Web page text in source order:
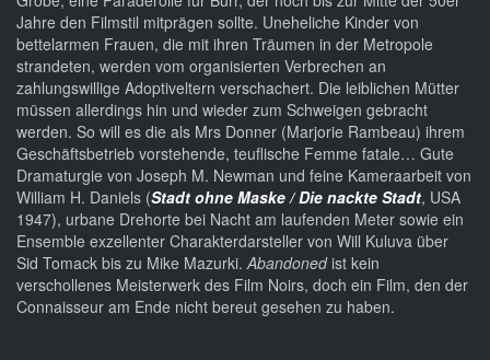
Jahre den Filmstil mitprägen sollte. Uneheliche Kinder von
bettelarmen Frauen, die mit ihren Träumen in der Metropole
strandeten, werden vom organisierten Verbrechen an
zahlungswillige Adoptiveltern verschachert. Die leiblichen Mütter
müssen allerdings hin und wieder zum Schweigen gebracht
werden. So will es die als Mrs Donner (Marjorie Rambeau) ihrem
Geschäftsbetrieb vorstehende, teuflische Femme fatale… Gute
Dramaturgie von Joseph M. Newman und feine Kameraarbeit von
William H. Daniels (Stadt ohne Maske / Die nackte Stadt, USA
1947), urbane Drehorte bei Nacht am laufenden Meter sowie ein
Ensemble exzellenter Charakterdarsteller von Will Kuluva über
Sid Tomack bis zu Mike Mazurki.Abandonedist kein
verschollenes Meisterwerk des Film Noirs, doch ein Film, den der
Connaisseur am Ende nicht bereut gesehen zu haben.